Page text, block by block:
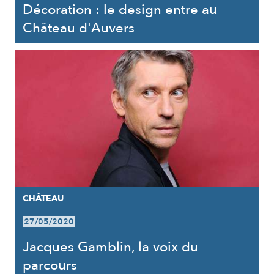
Décoration : le design entre au
Château d'Auvers
CHÂTEAU
27/05/2020
Jacques Gamblin, la voix du
parcours